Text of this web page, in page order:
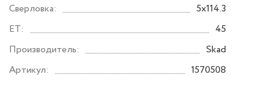
Сверловка:
5x114.3
ET:
45
Производитель:
Skad
Артикул:
1570508